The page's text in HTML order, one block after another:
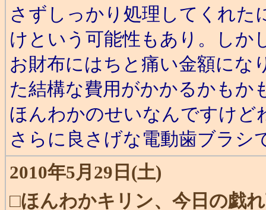
さずしっかり処理してくれた
けという可能性もあり。しか
お財布にはちと痛い金額にな
た結構な費用がかかるかもか
ほんわかのせいなんですけど
さらに良さげな電動歯ブラシ
2010年5月29日(土)
□ほんわかキリン、今日の戯